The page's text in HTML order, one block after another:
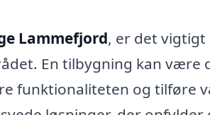
Lammefjord, er det
En tilbygning kan være
funktionaliteten og tilføre